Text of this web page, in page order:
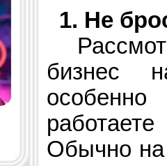
1. Не
бизнес
Обычно на